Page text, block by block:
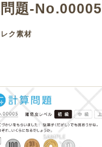
題-No.00005
ク素材